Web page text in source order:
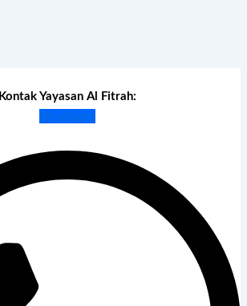
Kontak Yayasan Al Fitrah:
Whatsapp